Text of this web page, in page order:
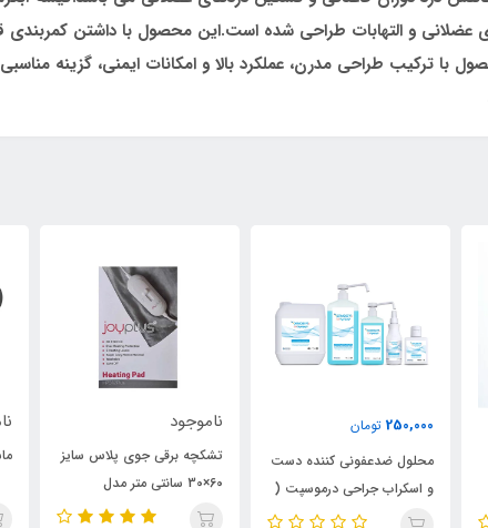
و التهابات طراحی شده است.این محصول با داشتن کمربندی
با ترکیب طراحی مدرن، عملکرد بالا و امکانات ایمنی، گزینه
250,000 تومان
محلول ضدعفونی کننده دست
و اسکراب جراحی درموسپت (
حجم 100 سی سی)
ناموجود
تشکچه برقی جوی پلاس سایز
60×30 سانتی متر مدل
HP312Plus